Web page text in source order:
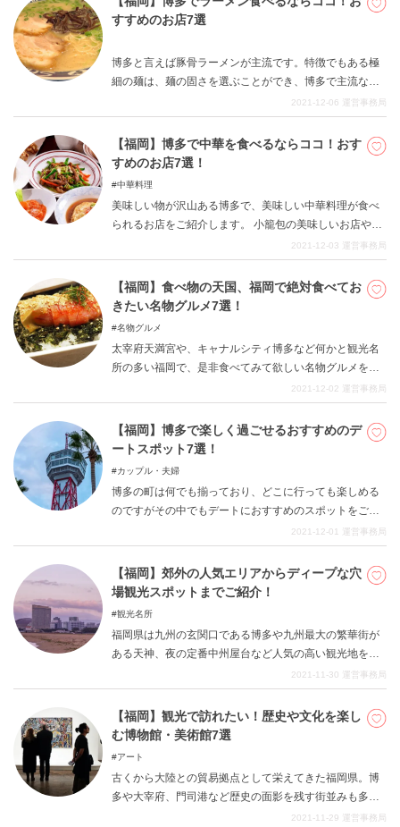
り、楽しめる観光地です。是非観光してみてください。
すすめのお店7選
博多と言えば豚骨ラーメンが主流です。特徴でもある極
細の麺は、麺の固さを選ぶことができ、博多で主流なの
は「バリ固」ですが、県外から来た人は「普通から柔ら
かめ」を頼むことをおすすめします。博多グルメの大本
命と言っても過言ではない、博多のラーメンを是非食べ
てみてください。
2021-12-06 運営事務局
【福岡】博多で中華を食べるならココ！おす
すめのお店7選！
中華料理
美味しい物が沢山ある博多で、美味しい中華料理が食べ
られるお店をご紹介します。 小籠包の美味しいお店や、
麻婆豆腐が美味しいお店、博多名物鉄鍋餃子が食べられ
るお店など、博多でしか食べられない美味しい中華の店
が沢山あるので、是非行ってみてください。
2021-12-03 運営事務局
【福岡】食べ物の天国、福岡で絶対食べてお
きたい名物グルメ7選！
名物グルメ
太宰府天満宮や、キャナルシティ博多など何かと観光名
所の多い福岡で、是非食べてみて欲しい名物グルメをご
紹介していきます。どの名物グルメも美味しいので、観
光時の食事の参考にしてみてください。
2021-12-02 運営事務局
【福岡】博多で楽しく過ごせるおすすめのデ
ートスポット7選！
カップル・夫婦
博多の町は何でも揃っており、どこに行っても楽しめる
のですがその中でもデートにおすすめのスポットをご紹
介していきます。お互いの事をより知って、共感を深め
るようなデートにして下さい。
2021-12-01 運営事務局
【福岡】郊外の人気エリアからディープな穴
場観光スポットまでご紹介！
観光名所
福岡県は九州の玄関口である博多や九州最大の繁華街が
ある天神、夜の定番中州屋台など人気の高い観光地を挙
げると枚挙にいとまがありません。ですが、中心地から
少し足を延ばすと意外な穴場スポットが数多くあるのを
ご存じですか？今回は郊外にある人気エリアから、ガイ
ドブックにもあまり載っていないディープな穴場観光ス
2021-11-30 運営事務局
【福岡】観光で訪れたい！歴史や文化を楽し
む博物館・美術館7選
アート
古くから大陸との貿易拠点として栄えてきた福岡県。博
多や大宰府、門司港など歴史の面影を残す街並みも多く
あります。なかでも福岡市は地理的な特質からアジアの
2021-11-29 運営事務局